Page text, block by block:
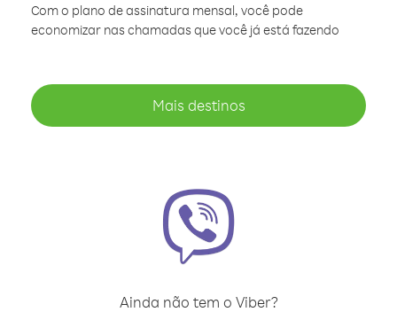
Com o plano de assinatura mensal, você pode
economizar nas chamadas que você já está fazendo
Mais destinos
Ainda não tem o Viber?